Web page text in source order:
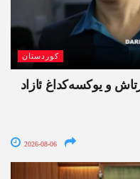
کوردستان
و یوکسەکداغ ئازاد
2026-08-06